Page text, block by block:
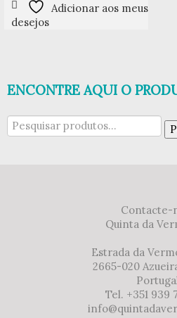
Adicionar aos meus
desejos
ENCONTRE AQUI O
Pesquisar
por:
Contacte-
Quinta da
Estrada da
2665-020
Tel. +351 939